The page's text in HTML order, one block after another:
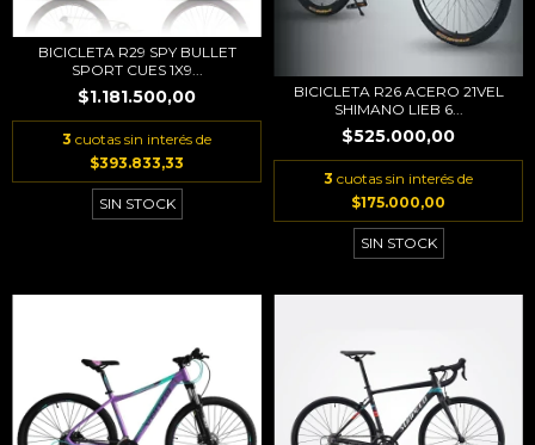
BICICLETA R29 SPY BULLET
SPORT CUES 1X9...
$1.181.500,00
3 cuotas sin interés de
$393.833,33
SIN STOCK
BICICLETA R26 ACERO 21VEL
SHIMANO LIEB 6...
$525.000,00
3 cuotas sin interés de
$175.000,00
SIN STOCK